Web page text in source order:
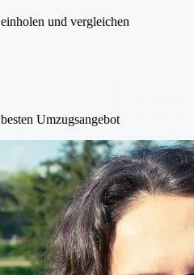
und vergleichen
Umzugsangebot